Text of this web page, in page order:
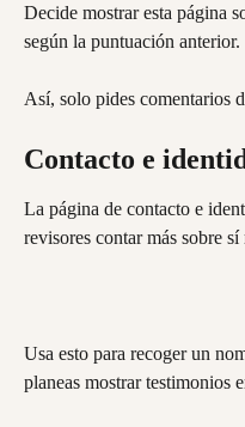
Decide mostrar esta página
según la puntuación anterior.
Así, solo pides comentarios
Contacto e
La página de contacto e
revisores contar más sobre sí
Usa esto para recoger un
planeas mostrar testimonios